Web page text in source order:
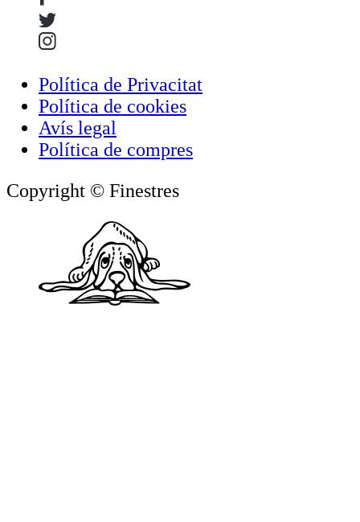
Política de Privacitat
Política de cookies
Avís legal
Política de compres
Copyright © Finestres